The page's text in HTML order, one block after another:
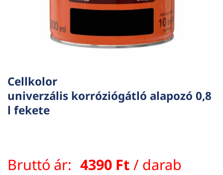
Cellkolor
univerzális korróziógátló alapozó 0,8
l fekete
Bruttó ár: 4390 Ft / darab